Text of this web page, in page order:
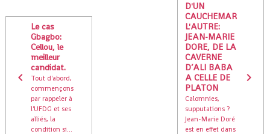
Le cas
Gbagbo:
Cellou, le
meilleur
candidat.
Tout d'abord,
commençons
par rappeler à
l'UFDG et ses
alliés, la
condition si...
D'UN
CAUCHEMAR
L'AUTRE:
JEAN-MARIE
DORE, DE LA
CAVERNE
D’ALI BABA
A CELLE DE
PLATON
Calomnies,
supputations ?
Jean-Marie Doré
est en effet dans